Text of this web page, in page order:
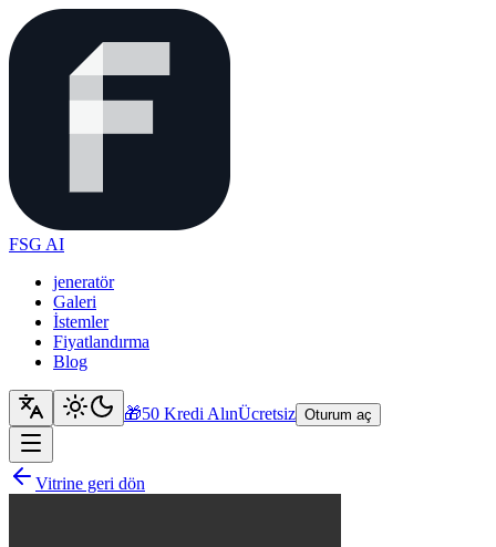
FSG AI
jeneratör
Galeri
İstemler
Fiyatlandırma
Blog
🎁50 Kredi AlınÜcretsiz Oturum aç
Vitrine geri dön